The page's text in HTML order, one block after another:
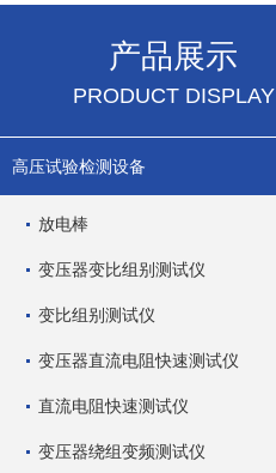
产品展示
PRODUCT DISPLAY
高压试验检测设备
放电棒
变压器变比组别测试仪
变比组别测试仪
变压器直流电阻快速测试仪
直流电阻快速测试仪
变压器绕组变频测试仪